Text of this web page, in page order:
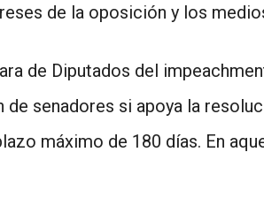
de la oposición y los
de Diputados del
senadores si apoya la
máximo de 180 días. En